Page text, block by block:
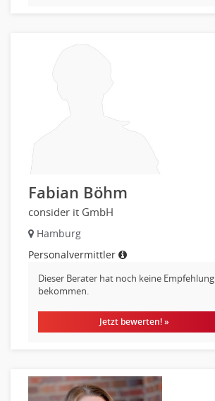
Ergotherapie
Gesundheits- und Krankenpflege
Hebamme, Entbindungshelfer
Heilerziehungspfleger
Logopädie
Pflegehelfer
Sanitätsdienst, ambulanter Dienst
Strahlentherapie
Außendienst
Immobilienmakler
Innendienst, Sachbearbeitung
Kundenservice
Vertrieb & Verkauf Leitung, Teamleitung
Pharmaberater
Verkauf (Handel)
Fabian Böhm
consider it GmbH
Hamburg
Personalvermittler
Dieser Berater hat noch keine Empfehlung
bekommen.
Jetzt bewerten! »